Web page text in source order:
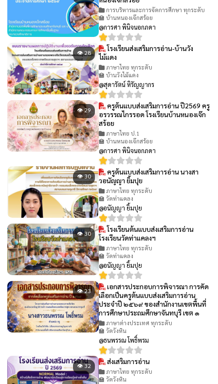
การบริหารและการจัดการศึกษา ทุกระดับ
🏫 บ้านหนองเจ๊กสร้อย
@การศา พินิจนอกภดา
👁 28
โรงเรียนส่งเสริมการอ่าน-บ้านวัง
ไม้แดง
ภาษาไทย ทุกระดับ
🏫 บ้านวังไม้แดง
@สุดารัตน์ หิรัญญากร
👁 29
ครูต้นแบบส่งเสริมการอ่าน ปี2569 ครู
อรวรรณไกรรอด โรงเรียนบ้านหนองเจ๊ก
สร้อย
ภาษาไทย ป.1
🏫 บ้านหนองเจ๊กสร้อย
@การศา พินิจนอกภดา
👁 30
ครูต้นแบบส่งเสริมการอ่าน นางสา
วอนัญญา ยิ้มปุย
ภาษาไทย ทุกระดับ
🏫 วัดท่าแคลง
@อนัญญา ยิ้มปุย
👁 30
โรงเรียนต้นแบบส่งเสริมการอ่าน
โรงเรียนวัดท่าแคลงฯ
ภาษาไทย ทุกระดับ
🏫 วัดท่าแคลง
@อนัญญา ยิ้มปุย
👁 23
เอกสารประกอบการพิจารณา การคัด
เลือกเป็นครูต้นแบบส่งเสริมการอ่าน
ประจำปี ๒๕๖๙ ของสำนักงานเขตพื้นที่
การศึกษาประถมศึกษาจันทบุรี เขต ๑
ภาษาต่างประเทศ ทุกระดับ
🏫 วัดวังหิน
@ธนพรรณ โพธิ์พรม
👁 32 ส่งเสริมการอ่าน
ภาษาไทย ทุกระดับ
🏫 วัดวังหิน